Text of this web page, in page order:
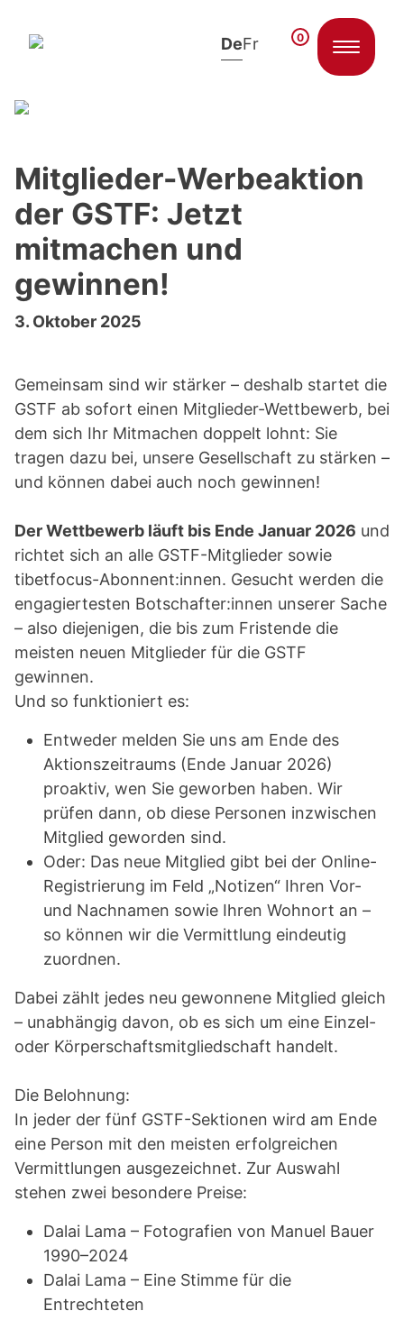
Zum Inhalt springen
DeFr 0
Mitglieder-Werbeaktion
der GSTF: Jetzt
mitmachen und
gewinnen!
3. Oktober 2025
Gemeinsam sind wir stärker – deshalb startet die
GSTF ab sofort einen Mitglieder-Wettbewerb, bei
dem sich Ihr Mitmachen doppelt lohnt: Sie
tragen dazu bei, unsere Gesellschaft zu stärken –
und können dabei auch noch gewinnen!
Der Wettbewerb läuft bis Ende Januar 2026 und
richtet sich an alle GSTF-Mitglieder sowie
tibetfocus-Abonnent:innen. Gesucht werden die
engagiertesten Botschafter:innen unserer Sache
– also diejenigen, die bis zum Fristende die
meisten neuen Mitglieder für die GSTF
gewinnen.
Und so funktioniert es:
Entweder melden Sie uns am Ende des
Aktionszeitraums (Ende Januar 2026)
proaktiv, wen Sie geworben haben. Wir
prüfen dann, ob diese Personen inzwischen
Mitglied geworden sind.
Oder: Das neue Mitglied gibt bei der Online-
Registrierung im Feld „Notizen“ Ihren Vor-
und Nachnamen sowie Ihren Wohnort an –
so können wir die Vermittlung eindeutig
zuordnen.
Dabei zählt jedes neu gewonnene Mitglied gleich
– unabhängig davon, ob es sich um eine Einzel-
oder Körperschaftsmitgliedschaft handelt.
Die Belohnung:
In jeder der fünf GSTF-Sektionen wird am Ende
eine Person mit den meisten erfolgreichen
Vermittlungen ausgezeichnet. Zur Auswahl
stehen zwei besondere Preise:
Dalai Lama – Fotografien von Manuel Bauer
1990–2024
Dalai Lama – Eine Stimme für die
Entrechteten